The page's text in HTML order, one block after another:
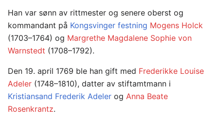
Han var sønn av rittmester og senere oberst og
kommandant på Kongsvinger festning Mogens Holck
(1703–1764) og Margrethe Magdalene Sophie von
Warnstedt (1708–1792).
Den 19. april 1769 ble han gift med Frederikke Louise
Adeler (1748–1810), datter av stiftamtmann i
Kristiansand Frederik Adeler og Anna Beate
Rosenkrantz.